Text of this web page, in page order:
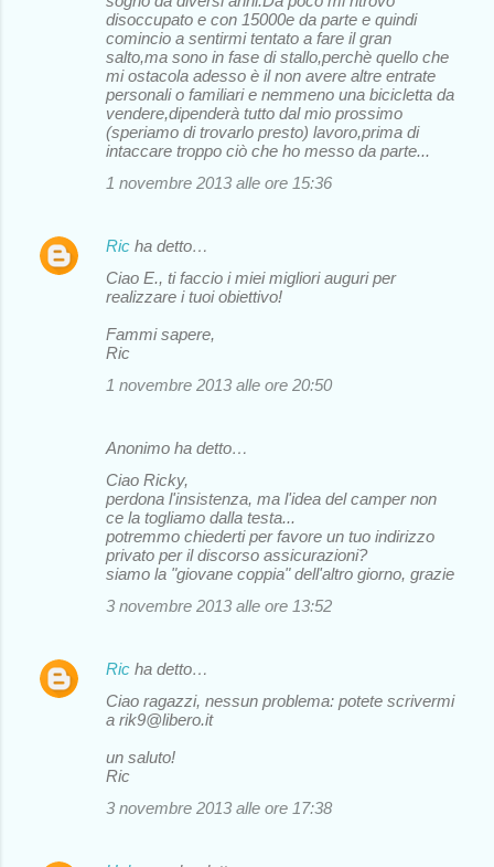
disoccupato e con 15000e da parte e quindi
comincio a sentirmi tentato a fare il gran
salto,ma sono in fase di stallo,perchè quello che
mi ostacola adesso è il non avere altre entrate
personali o familiari e nemmeno una bicicletta da
vendere,dipenderà tutto dal mio prossimo
(speriamo di trovarlo presto) lavoro,prima di
intaccare troppo ciò che ho messo da parte...
1 novembre 2013 alle ore 15:36
Ric ha detto…
Ciao E., ti faccio i miei migliori auguri per
realizzare i tuoi obiettivo!
Fammi sapere,
Ric
1 novembre 2013 alle ore 20:50
Anonimo ha detto…
Ciao Ricky,
perdona l'insistenza, ma l'idea del camper non
ce la togliamo dalla testa...
potremmo chiederti per favore un tuo indirizzo
privato per il discorso assicurazioni?
siamo la "giovane coppia" dell'altro giorno, grazie
3 novembre 2013 alle ore 13:52
Ric ha detto…
Ciao ragazzi, nessun problema: potete scrivermi
a rik9@libero.it
un saluto!
Ric
3 novembre 2013 alle ore 17:38